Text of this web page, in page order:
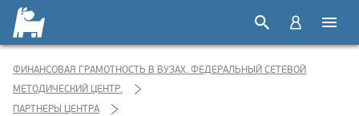
ФИНАНСОВАЯ ГРАМОТНОСТЬ В ВУЗАХ. ФЕДЕРАЛЬНЫЙ СЕТЕВОЙ
МЕТОДИЧЕСКИЙ ЦЕНТР.
ПАРТНЕРЫ ЦЕНТРА